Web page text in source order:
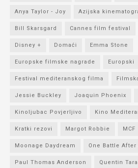
Anya Taylor - Joy Azijska
Bill Skarsgard Cannes film festival
Disney + Domaći Emma Stone
Europske filmske nagrade Europski
Festival mediteranskog filma
Jessie Buckley Joaquin Phoenix
Kinoljubac Povjerljivo Kino
Kratki rezovi Margot Robbie MCF
Moonage Daydream One Battle
Paul Thomas Anderson Quentin